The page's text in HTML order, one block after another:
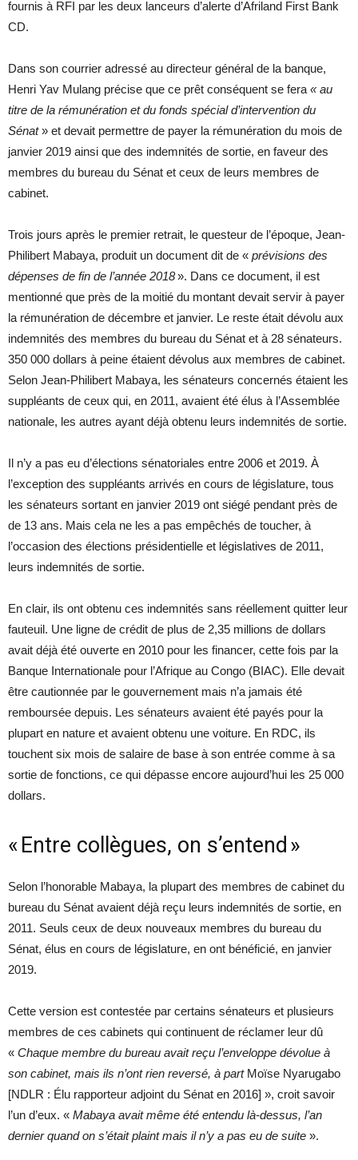
fournis à RFI par les deux lanceurs d’alerte d’Afriland First Bank
CD.
Dans son courrier adressé au directeur général de la banque,
Henri Yav Mulang précise que ce prêt conséquent se fera « au
titre de la rémunération et du fonds spécial d’intervention du
Sénat» et devait permettre de payer la rémunération du mois de
janvier 2019 ainsi que des indemnités de sortie, en faveur des
membres du bureau du Sénat et ceux de leurs membres de
cabinet.
Trois jours après le premier retrait, le questeur de l’époque, Jean-
Philibert Mabaya, produit un document dit de « prévisions des
dépenses de fin de l’année 2018». Dans ce document, il est
mentionné que près de la moitié du montant devait servir à payer
la rémunération de décembre et janvier. Le reste était dévolu aux
indemnités des membres du bureau du Sénat et à 28 sénateurs.
350 000 dollars à peine étaient dévolus aux membres de cabinet.
Selon Jean-Philibert Mabaya, les sénateurs concernés étaient les
suppléants de ceux qui, en 2011, avaient été élus à l’Assemblée
nationale, les autres ayant déjà obtenu leurs indemnités de sortie.
Il n’y a pas eu d’élections sénatoriales entre 2006 et 2019. À
l’exception des suppléants arrivés en cours de législature, tous
les sénateurs sortant en janvier 2019 ont siégé pendant près de
de 13 ans. Mais cela ne les a pas empêchés de toucher, à
l’occasion des élections présidentielle et législatives de 2011,
leurs indemnités de sortie.
En clair, ils ont obtenu ces indemnités sans réellement quitter leur
fauteuil. Une ligne de crédit de plus de 2,35 millions de dollars
avait déjà été ouverte en 2010 pour les financer, cette fois par la
Banque Internationale pour l’Afrique au Congo (BIAC). Elle devait
être cautionnée par le gouvernement mais n’a jamais été
remboursée depuis. Les sénateurs avaient été payés pour la
plupart en nature et avaient obtenu une voiture. En RDC, ils
touchent six mois de salaire de base à son entrée comme à sa
sortie de fonctions, ce qui dépasse encore aujourd’hui les 25 000
dollars.
« Entre collègues, on s’entend »
Selon l’honorable Mabaya, la plupart des membres de cabinet du
bureau du Sénat avaient déjà reçu leurs indemnités de sortie, en
2011. Seuls ceux de deux nouveaux membres du bureau du
Sénat, élus en cours de législature, en ont bénéficié, en janvier
2019.
Cette version est contestée par certains sénateurs et plusieurs
membres de ces cabinets qui continuent de réclamer leur dû
« Chaque membre du bureau avait reçu l’enveloppe dévolue à
son cabinet, mais ils n’ont rien reversé, à part Moïse Nyarugabo
[NDLR : Élu rapporteur adjoint du Sénat en 2016] », croit savoir
l’un d’eux. « Mabaya avait même été entendu là-dessus, l’an
dernier quand on s’était plaint mais il n’y a pas eu de suite ».